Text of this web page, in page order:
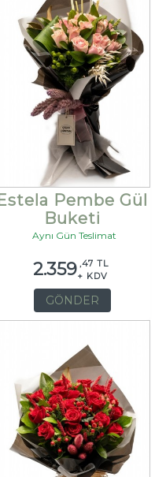
Estela Pembe Gül
Buketi
Aynı Gün Teslimat
2.359 ,47 TL
+ KDV
GÖNDER